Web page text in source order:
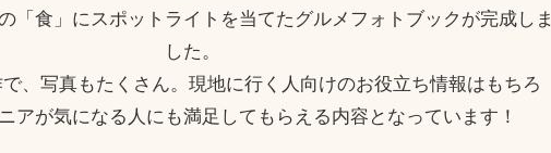
「食」にスポットライトを当てたグルメフォトブックが完成しま
した。
、写真もたくさん。現地に行く人向けのお役立ち情報はもちろ
アが気になる人にも満足してもらえる内容となっています！